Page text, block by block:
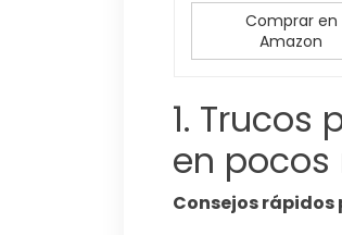
Comprar en
Amazon
1. Trucos
en
Consejos